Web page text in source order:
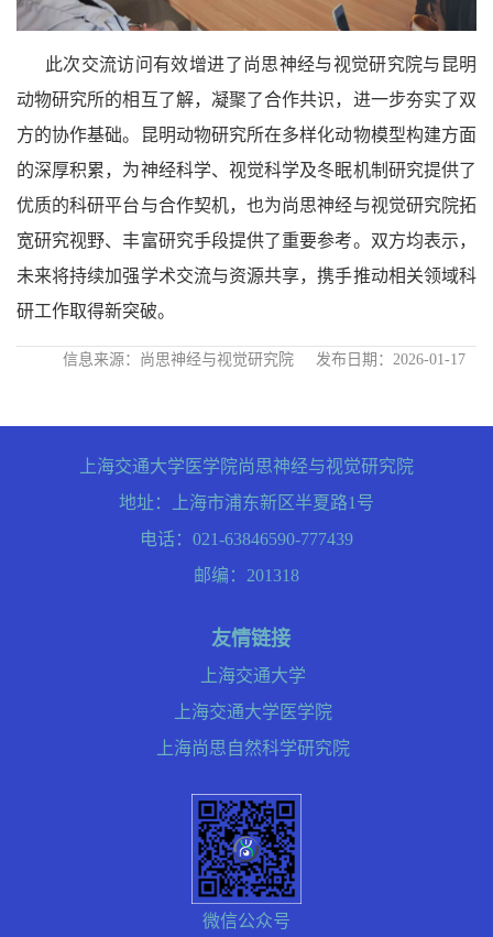
此次交流访问有效增进了尚思神经与视觉研究院与昆明
动物研究所的相互了解，凝聚了合作共识，进一步夯实了双
方的协作基础。昆明动物研究所在多样化动物模型构建方面
的深厚积累，为神经科学、视觉科学及冬眠机制研究提供了
优质的科研平台与合作契机，也为尚思神经与视觉研究院拓
宽研究视野、丰富研究手段提供了重要参考。双方均表示，
未来将持续加强学术交流与资源共享，携手推动相关领域科
研工作取得新突破。
信息来源：尚思神经与视觉研究院 发布日期：2026-01-17
上海交通大学医学院尚思神经与视觉研究院
地址：上海市浦东新区半夏路1号
电话：021-63846590-777439
邮编：201318
友情链接
上海交通大学
上海交通大学医学院
上海尚思自然科学研究院
微信公众号